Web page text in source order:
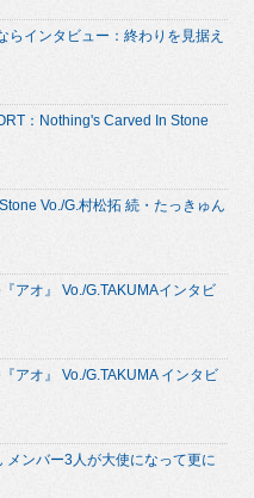
らインタビュー：終わりを見据え
：Nothing's Carved In Stone
Vo./G.村松拓 続・たっきゅん
アオ』 Vo./G.TAKUMAインタビ
アオ』 Vo./G.TAKUMA インタビ
メンバー3人が大使になって更に